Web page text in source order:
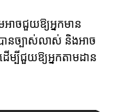
ចជួយឱ្យអ្នកមាន
ានច្បាស់លាស់ និងអាច
បីជួយឱ្យអ្នកតាមដាន